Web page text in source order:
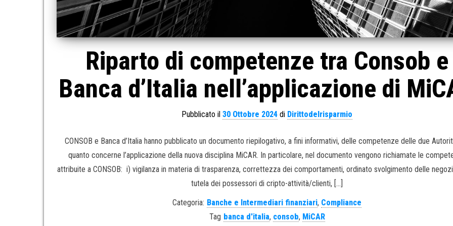
Riparto di competenze tra Consob e
Banca d’Italia nell’applicazione di
Pubblicato il30 Ottobre 2024 di Dirittodelrisparmio
CONSOB e Banca d’Italia hanno pubblicato un documento riepilogativo, a fini informativi, delle competenze delle due
quanto concerne l’applicazione della nuova disciplina MiCAR. In particolare, nel documento vengono richiamate le
attribuite a CONSOB: i) vigilanza in materia di trasparenza, correttezza dei comportamenti, ordinato svolgimento delle
tutela dei possessori di cripto-attività/clienti, […]
Categoria: Banche e Intermediari finanziari, Compliance
Tag banca d'italia, consob, MiCAR